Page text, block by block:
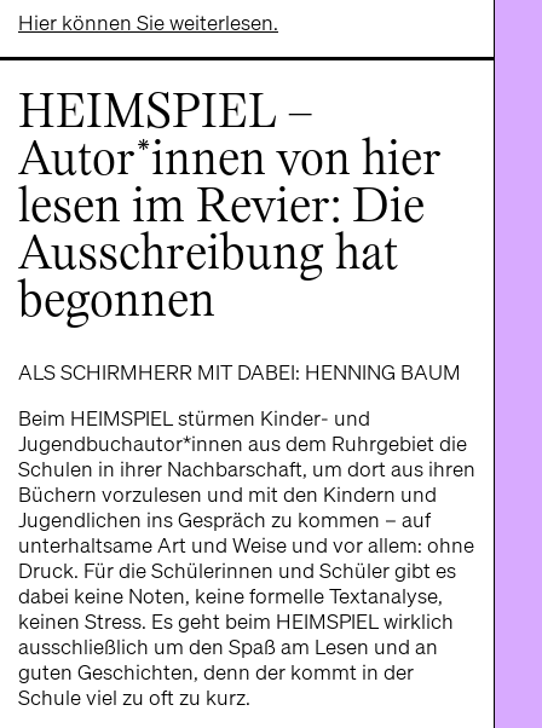
Hier können Sie weiterlesen.
HEIMSPIEL –
Autor*innen von hier
lesen im Revier: Die
Ausschreibung hat
begonnen
ALS SCHIRMHERR MIT DABEI: HENNING BAUM
Beim HEIMSPIEL stürmen Kinder- und
Jugendbuchautor*innen aus dem Ruhrgebiet die
Schulen in ihrer Nachbarschaft, um dort aus ihren
Büchern vorzulesen und mit den Kindern und
Jugendlichen ins Gespräch zu kommen – auf
unterhaltsame Art und Weise und vor allem: ohne
Druck. Für die Schülerinnen und Schüler gibt es
dabei keine Noten, keine formelle Textanalyse,
keinen Stress. Es geht beim HEIMSPIEL wirklich
ausschließlich um den Spaß am Lesen und an
guten Geschichten, denn der kommt in der
Schule viel zu oft zu kurz.